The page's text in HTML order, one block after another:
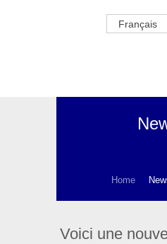
Français
Home
Voici une